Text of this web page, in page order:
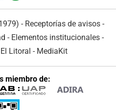
- Receptorías de avisos -
- Elementos institucionales -
Litoral - MediaKit
miembro de: